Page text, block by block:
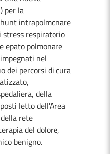
per la
intrapolmonare
stress respiratorio
epato polmonare
nel
dei percorsi di cura
della
letto dell'Area
rete
del dolore,
benigno.